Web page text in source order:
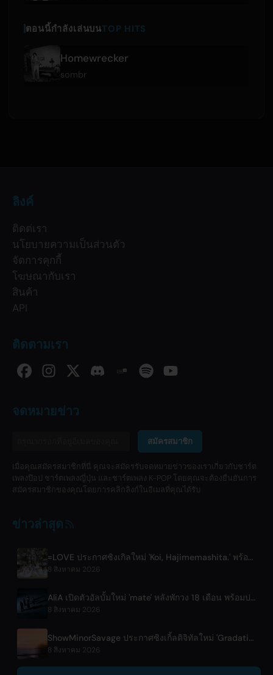
ตอนนี้กำลังเล่นบนTOP HITS
Homewrecker
sombr
ลิงค์
ติดต่เรา
นโยบายความเป็นส่วนตัว
จัดการคุกกี้
โฆษณากับเรา
สินค้า
API
ติดตามเรา
จดหมายข่าว
สมัครสมาชิก
เมื่อคุณสมัครสมาชิกที่นี่ คุณจะสมัครรับจดหมายข่าวของเราเกี่ยวกับชาร์ต
เพลงป๊อป ชาร์ตเพลงญี่ปุ่น และชาร์ตเพลง K-POP โดยคุณจะต้องยืนยันการ
สมัครสมาชิกของคุณโดยการคลิกลิงก์ในอีเมลที่คุณได้รับ
ข่าวล่าสุด
=LOVE ประกาศซิงเกิลใหม่ 'Koi, Hajimemashita.' พร้อมคอนเสิร์ตโตเกียวโดม
8 สิงหาคม 2026
AliA เปิดตัวอัลบั้มใหม่ 'mate' หลังพักวง 18 เดือน พร้อมประกาศไลฟ์โชว์ที่โตเกียว
8 สิงหาคม 2026
ShowMinorSavage ประกาศซิงเกิ้ลดิจิทัลใหม่ 'Gradation'
8 สิงหาคม 2026